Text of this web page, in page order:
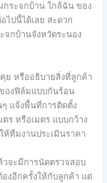
ระจกบ้าน ใกล้ฉัน ของ
ไปนี้ได้เลย สะดวก
จกบ้านจังหวัดระนอง
ย หรืออธิบายสิ่งที่ลูกค้า
องฟิล์มแบบกันร้อน
แจ้งพื้นที่การติดตั้ง
ร หรือเมตร แบบกว้าง
ห้ทีมงานประเมินราคา
วจะมีการนัดตรวจสอบ
งอีกครั้งให้กับลูกค้า แต่